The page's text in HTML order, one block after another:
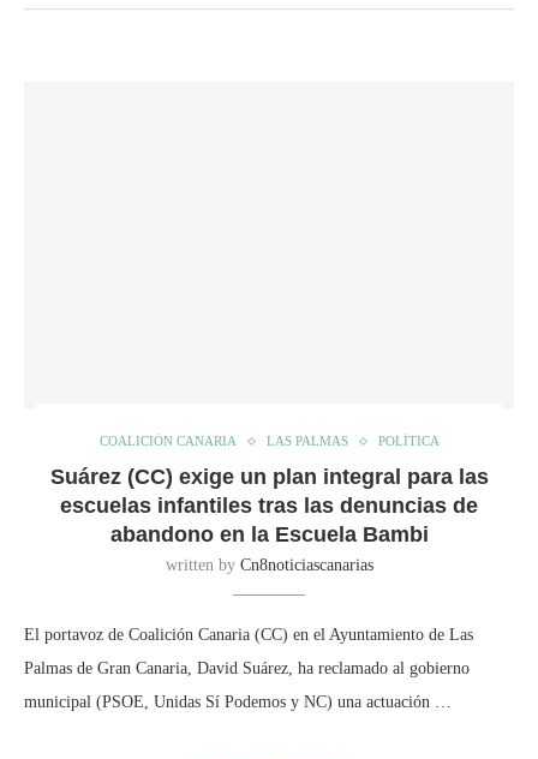
COALICIÓN CANARIA LAS PALMAS POLÍTICA
Suárez (CC) exige un plan integral para las
escuelas infantiles tras las denuncias de
abandono en la Escuela Bambi
written by Cn8noticiascanarias
El portavoz de Coalición Canaria (CC) en el Ayuntamiento de Las
Palmas de Gran Canaria, David Suárez, ha reclamado al gobierno
municipal (PSOE, Unidas Sí Podemos y NC) una actuación …